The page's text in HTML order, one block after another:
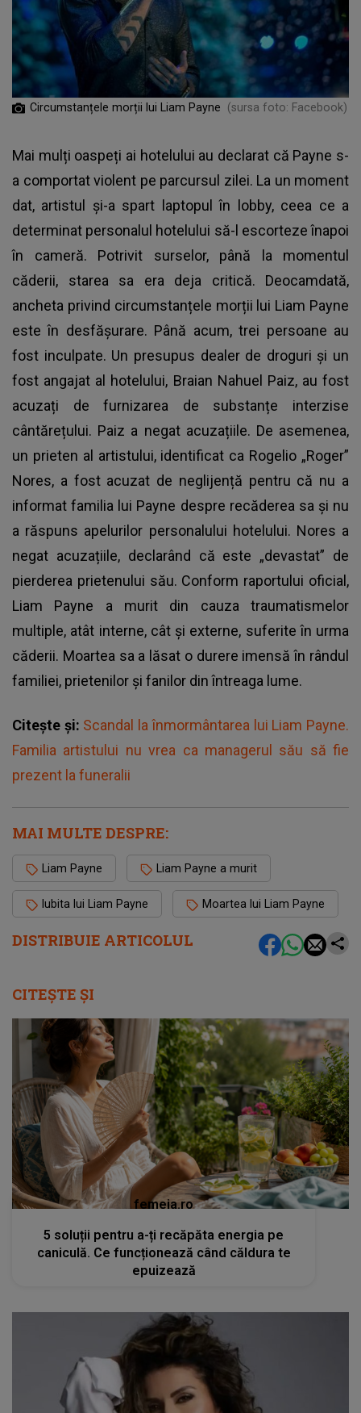
DISTRIBUIE ARTICOLUL
Circumstanțele morții lui Liam Payne (sursa foto: Facebook)
Mai mulți oaspeți ai hotelului au declarat că Payne s-
a comportat violent pe parcursul zilei. La un moment
dat, artistul și-a spart laptopul în lobby, ceea ce a
determinat personalul hotelului să-l escorteze înapoi
în cameră. Potrivit surselor, până la momentul
căderii, starea sa era deja critică. Deocamdată,
ancheta privind circumstanțele morții lui Liam Payne
este în desfășurare. Până acum, trei persoane au
fost inculpate. Un presupus dealer de droguri și un
fost angajat al hotelului, Braian Nahuel Paiz, au fost
acuzați de furnizarea de substanțe interzise
cântărețului. Paiz a negat acuzațiile. De asemenea,
un prieten al artistului, identificat ca Rogelio „Roger”
Nores, a fost acuzat de neglijență pentru că nu a
informat familia lui Payne despre recăderea sa și nu
a răspuns apelurilor personalului hotelului. Nores a
negat acuzațiile, declarând că este „devastat” de
pierderea prietenului său. Conform raportului oficial,
Liam Payne a murit din cauza traumatismelor
multiple, atât interne, cât și externe, suferite în urma
căderii. Moartea sa a lăsat o durere imensă în rândul
familiei, prietenilor și fanilor din întreaga lume.
Citește și: Scandal la înmormântarea lui Liam Payne.
Familia artistului nu vrea ca managerul său să fie
prezent la funeralii
MAI MULTE DESPRE:
Liam Payne Liam Payne a murit
Iubita lui Liam Payne Moartea lui Liam Payne
CITEȘTE ȘI
femeia.ro
5 soluții pentru a-ți recăpăta energia pe
caniculă. Ce funcționează când căldura te
epuizează